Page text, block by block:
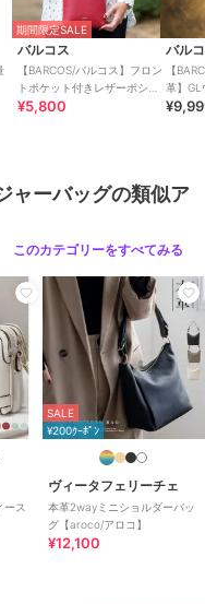
法
期間限定SALE
バルコス
【BARCOS/バルコス】フロン
トポケット付きレザーポシェ
ット
¥5,800
バル
【
革】GL
ザーコ
ャーバッグの類似ア
このカテゴリーをすべてみる
ース
SALE
¥200ｸｰﾎﾟﾝ
ヴィータフェリーチェ
本革2wayミニショルダーバッ
グ【aroco/アロコ】
¥12,100